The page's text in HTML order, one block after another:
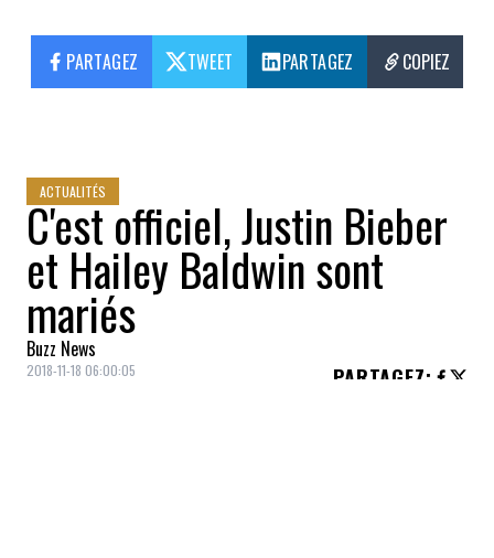
PARTAGEZ TWEET PARTAGEZ COPIEZ
ACTUALITÉS
C'est officiel, Justin Bieber
et Hailey Baldwin sont
mariés
Buzz News
2018-11-18 06:00:05 PARTAGEZ: